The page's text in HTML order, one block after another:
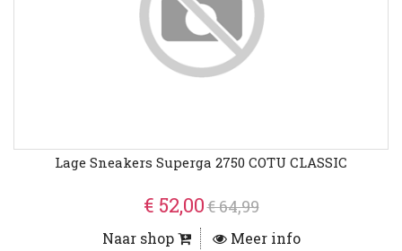
Lage Sneakers Superga 2750 COTU CLASSIC
€ 52,00€ 64,99
Naar shop Meer info